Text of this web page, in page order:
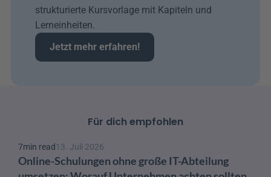
strukturierte Kursvorlage mit Kapiteln und
Lerneinheiten.
Jetzt mehr erfahren!
Für dich empfohlen
7min read13. Juli 2026
Online-Schulungen ohne große IT-Abteilung